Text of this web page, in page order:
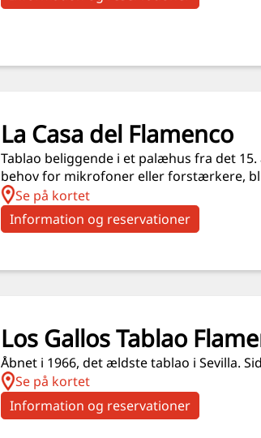
La Casa del Flamenco
Tablao beliggende i et palæhus fra det
behov for mikrofoner eller forstærkere,
Se på kortet
Information og reservationer
Los Gallos Tablao
Åbnet i 1966, det ældste tablao i Sevilla.
Se på kortet
Information og reservationer